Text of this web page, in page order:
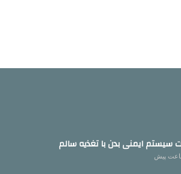
سیستم ایمنی بدن با تغذیه سالم